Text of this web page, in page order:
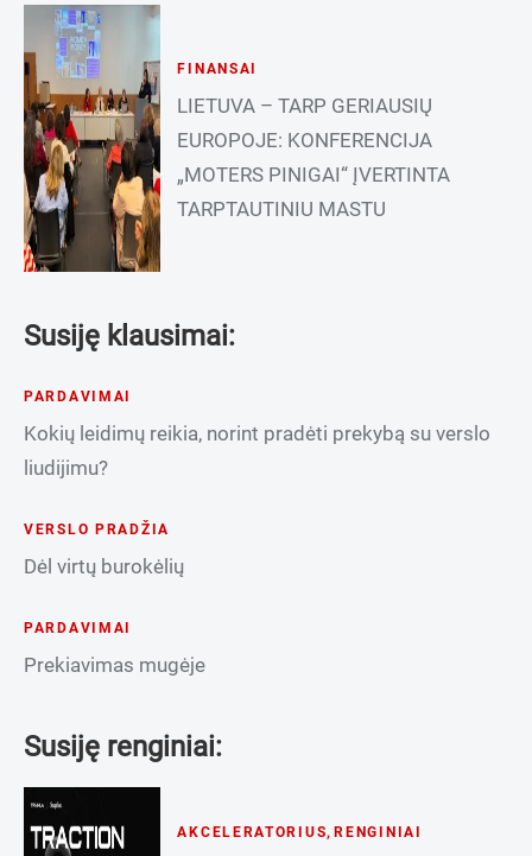
FINANSAI
LIETUVA – TARP GERIAUSIŲ
EUROPOJE: KONFERENCIJA
„MOTERS PINIGAI“ ĮVERTINTA
TARPTAUTINIU MASTU
Susiję klausimai:
PARDAVIMAI
Kokių leidimų reikia, norint pradėti prekybą su verslo
liudijimu?
VERSLO PRADŽIA
Dėl virtų burokėlių
PARDAVIMAI
Prekiavimas mugėje
Susiję renginiai:
AKCELERATORIUS, RENGINIAI